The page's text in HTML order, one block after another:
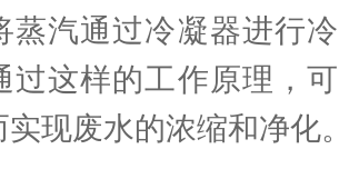
蒸汽通过冷凝器进行
过这样的工作原理，
实现废水的浓缩和净化